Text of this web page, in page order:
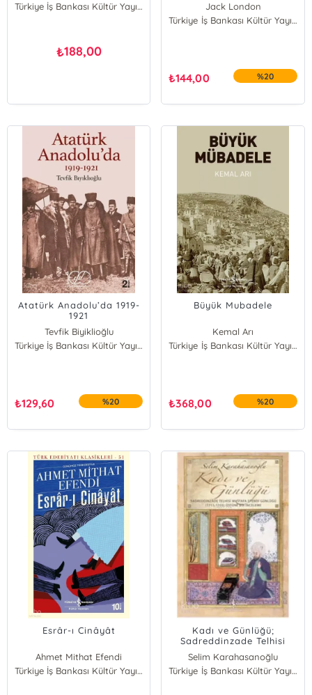
Türkiye İş Bankası Kültür Yayınları
₺188,00
Jack London
Türkiye İş Bankası Kültür Yayınları
₺144,00 %20
Atatürk Anadolu’da 1919-
1921
Tevfik Biyiklioğlu
Türkiye İş Bankası Kültür Yayınları
₺129,60 %20
Büyük Mubadele
Kemal Arı
Türkiye İş Bankası Kültür Yayınları
₺368,00 %20
Esrâr-ı Cinâyât
Ahmet Mithat Efendi
Türkiye İş Bankası Kültür Yayınları
Kadı ve Günlüğü;
Sadreddinzade Telhisi
Mustafa Efendi Günlüğü
Selim Karahasanoğlu
Türkiye İş Bankası Kültür Yayınları